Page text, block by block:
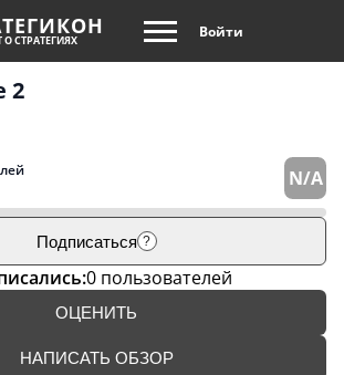
О СТРАТЕГИЯХ Войти
2
N/A
Подписаться ?
0 пользователей
ОЦЕНИТЬ
НАПИСАТЬ ОБЗОР